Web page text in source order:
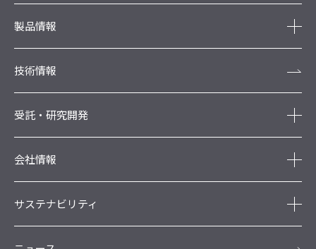
製品情報
技術情報
受託・研究開発
会社情報
サステナビリティ